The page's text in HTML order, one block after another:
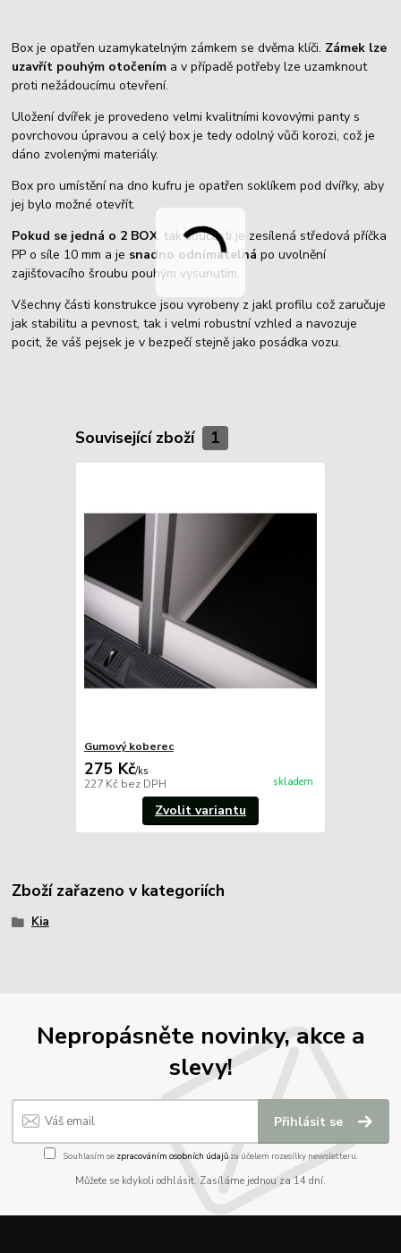
Box je opatřen uzamykatelným zámkem se dvěma klíči. Zámek lze
uzavřít pouhým otočením a v případě potřeby lze uzamknout
proti nežádoucímu otevření.
Uložení dvířek je provedeno velmi kvalitními kovovými panty s
povrchovou úpravou a celý box je tedy odolný vůči korozi, což je
dáno zvolenými materiály.
Box pro umístění na dno kufru je opatřen soklíkem pod dvířky, aby
jej bylo možné otevřít.
Pokud se jedná o 2 BOX, tak součásti je zesílená středová příčka
PP o síle 10 mm a je snadno odnímatelná po uvolnění
zajišťovacího šroubu pouhým vysunutím.
Všechny části konstrukce jsou vyrobeny z jakl profilu což zaručuje
jak stabilitu a pevnost, tak i velmi robustní vzhled a navozuje
pocit, že váš pejsek je v bezpečí stejně jako posádka vozu.
Související zboží 1
Gumový koberec
275 Kč/ks
227 Kč bez DPH skladem
Zvolit variantu
Zboží zařazeno v kategoriích
Kia
Nepropásněte novinky, akce a
slevy!
Přihlásit se
Souhlasím se zpracováním osobních údajůza účelem rozesílky newsletteru.
Můžete se kdykoli odhlásit. Zasíláme jednou za 14 dní.